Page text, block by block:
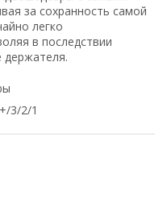
за сохранность самой
легко
в последствии
держателя.
3/2/1